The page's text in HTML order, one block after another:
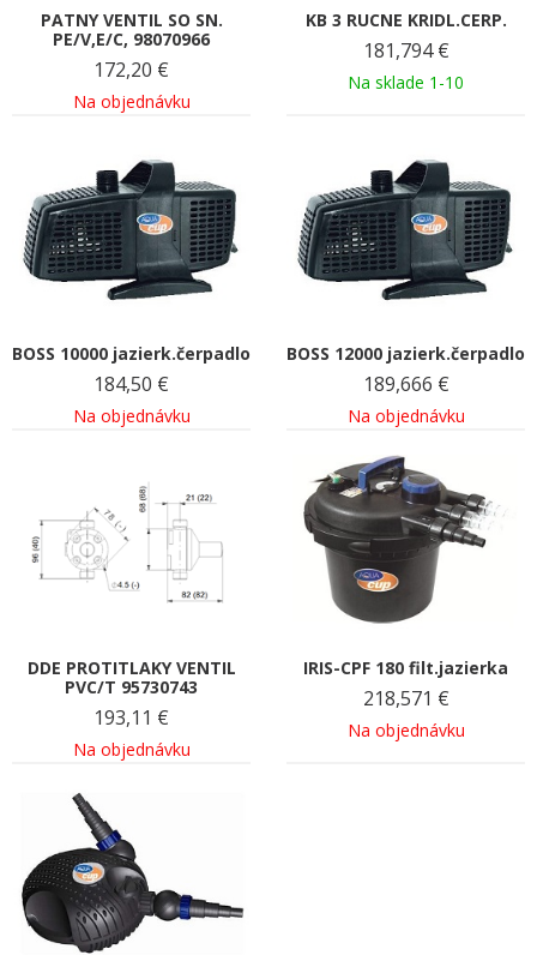
PATNY VENTIL SO SN.
PE/V,E/C, 98070966
172,20 €
Na objednávku
KB 3 RUCNE KRIDL.CERP.
181,794 €
Na sklade 1-10
BOSS 10000 jazierk.čerpadlo
184,50 €
Na objednávku
BOSS 12000 jazierk.čerpadlo
189,666 €
Na objednávku
DDE PROTITLAKY VENTIL
PVC/T 95730743
193,11 €
Na objednávku
IRIS-CPF 180 filt.jazierka
218,571 €
Na objednávku